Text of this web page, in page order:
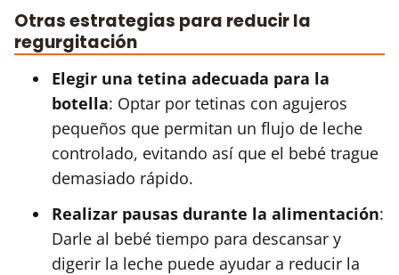
Otras estrategias para reducir la
regurgitación
Elegir una tetina adecuada para la
botella: Optar por tetinas con agujeros
pequeños que permitan un flujo de leche
controlado, evitando así que el bebé trague
demasiado rápido.
Realizar pausas durante la alimentación:
Darle al bebé tiempo para descansar y
digerir la leche puede ayudar a reducir la